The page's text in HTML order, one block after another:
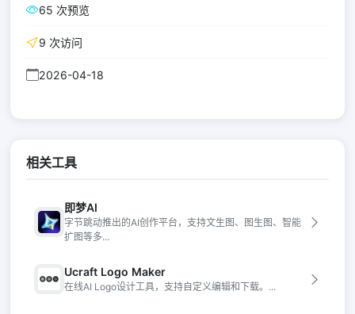
65 次预览
9 次访问
2026-04-18
相关工具
即梦AI
字节跳动推出的AI创作平台，支持文生图、图生图、智能
扩图等多...
Ucraft Logo Maker
在线AI Logo设计工具，支持自定义编辑和下载。...